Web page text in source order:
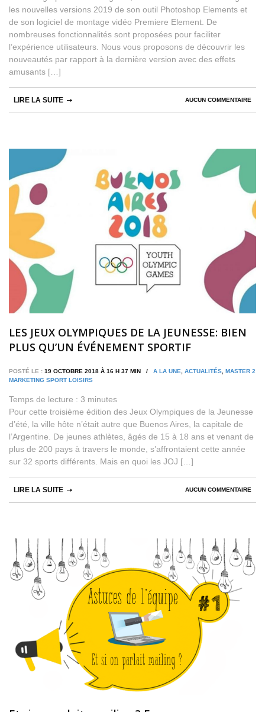
les nouvelles versions 2019 de son outil Photoshop Elements et
de son logiciel de montage vidéo Premiere Element. De
nombreuses fonctionnalités sont proposées pour faciliter
l’expérience utilisateurs. Nous vous proposons de découvrir les
nouveautés par rapport à la dernière version avec des effets
amusants […]
AUCUN COMMENTAIRE
LIRE LA SUITE
LES JEUX OLYMPIQUES DE LA JEUNESSE: BIEN
PLUS QU’UN ÉVÉNEMENT SPORTIF
POSTÉ LE : 19 OCTOBRE 2018 À 16 H 37 MIN / A LA UNE ACTUALITÉS MASTER 2
MARKETING SPORT LOISIRS
Temps de lecture : 3 minutes
Pour cette troisième édition des Jeux Olympiques de la Jeunesse
d’été, la ville hôte n’était autre que Buenos Aires, la capitale de
l’Argentine. De jeunes athlètes, âgés de 15 à 18 ans et venant de
plus de 200 pays à travers le monde, s’affrontaient cette année
sur 32 sports différents. Mais en quoi les JOJ […]
AUCUN COMMENTAIRE
LIRE LA SUITE